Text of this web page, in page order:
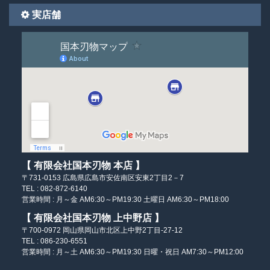
実店舗
【 有限会社国本刃物 本店 】
〒731-0153 広島県広島市安佐南区安東2丁目2－7
TEL : 082-872-6140
営業時間 : 月～金 AM6:30～PM19:30 土曜日 AM6:30～PM18:00
【 有限会社国本刃物 上中野店 】
〒700-0972 岡山県岡山市北区上中野2丁目-27-12
TEL : 086-230-6551
営業時間 : 月～土 AM6:30～PM19:30 日曜・祝日 AM7:30～PM12:00